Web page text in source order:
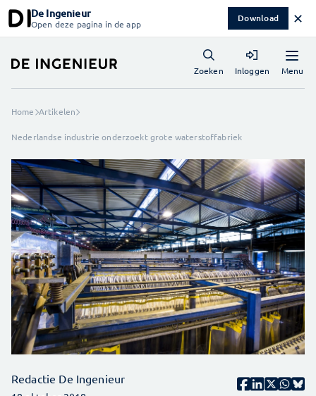
De Ingenieur
Open deze pagina in de app Download ✕
Menu
Zoeken Inloggen
Home Artikelen
Nederlandse industrie onderzoekt grote waterstoffabriek
Redactie De Ingenieur